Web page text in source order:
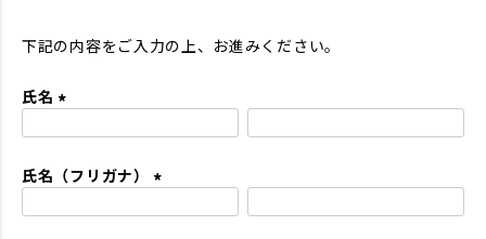
下記の内容をご入力の上、お進みください。
氏名
須
氏名（フリガナ）